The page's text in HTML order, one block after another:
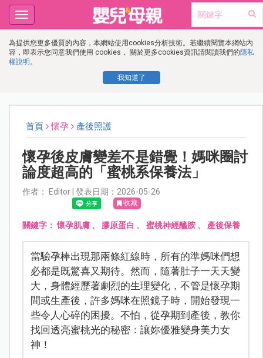
為提供您更多優質的內容，本網站使用cookies分析技術。若繼續閱覽本網站內
容，即表示您同意我們使用 cookies， 關於更多cookies資訊請閱讀我們的隱私
權說明 。
我知道了
Toggle
navigation
首頁 懷孕 產後照護
懷孕後皮膚變差不是錯覺！媽咪圈討
論度超高的「蜜桃系保養法」
作者： Editor | 發表日期：2026-05-26
收藏
關鍵字：懷孕肌膚、 膠原蛋白 、 蜜桃神經醯胺、 產後保養
當驗孕棒出現那兩條紅線時，所有的準媽咪們想
必都是既驚喜又期待。然而，隨著肚子一天天變
大，身體經歷著劇烈的生理變化，不管是懷孕期
間或生產後，許多媽咪在照鏡子時，開始發現一
些令人心碎的困擾。不怕，從孕期到產後，教你
找回透亮蜜桃光的秘密：讓妳優雅變身美力女
神！